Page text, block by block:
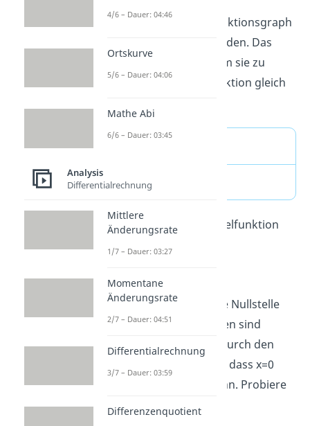
Natürlich kann dein Funktionsgraph
auch die x-Achse schneiden. Das
sind dieNullstellen
. Um sie zu
finden, setzt du die Funktion gleich
Wann wird deine Beispielfunktion
gleich 0?
Hier kannst du die erste Nullstelle
erraten. Gute Kandidaten sind
meistens 0, 1, -1, 2, -2. Durch den
Schritt vorher weißt du, dass x=0
keine Nullstelle sein kann. Probiere
als nächstes x=-1:
4/6 – Dauer: 04:46
Ortskurve
5/6 – Dauer: 04:06
Mathe Abi
6/6 – Dauer: 03:45
Analysis
Differentialrechnung
Mittlere
Änderungsrate
1/7 – Dauer: 03:27
Momentane
Änderungsrate
2/7 – Dauer: 04:51
Differentialrechnung
3/7 – Dauer: 03:59
Differenzenquotient